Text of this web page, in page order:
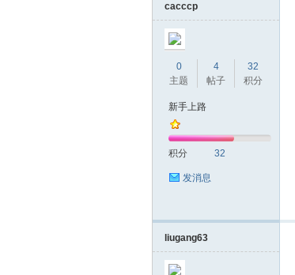
cacccp
0
主题
4
帖子
32
积分
新手上路
积分 32
发消息
liugang63